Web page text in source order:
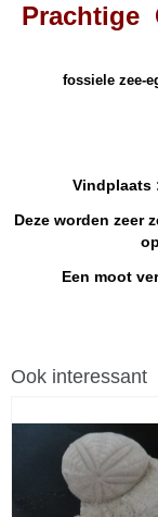
Prachtige
fossiele zee-
Vindplaats
Deze worden zeer
Een moot
Ook interessant